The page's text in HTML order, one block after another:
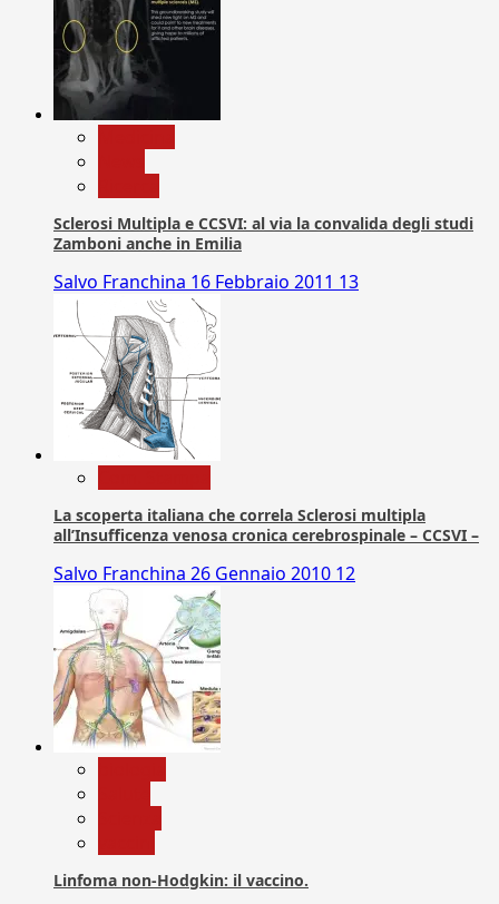
Sclerosi Multipla e CCSVI: al via la convalida degli studi
Zamboni anche in Emilia
Salvo Franchina 16 Febbraio 2011 13
La scoperta italiana che correla Sclerosi multipla
all’Insufficenza venosa cronica cerebrospinale – CCSVI –
Salvo Franchina 26 Gennaio 2010 12
Linfoma non-Hodgkin: il vaccino.